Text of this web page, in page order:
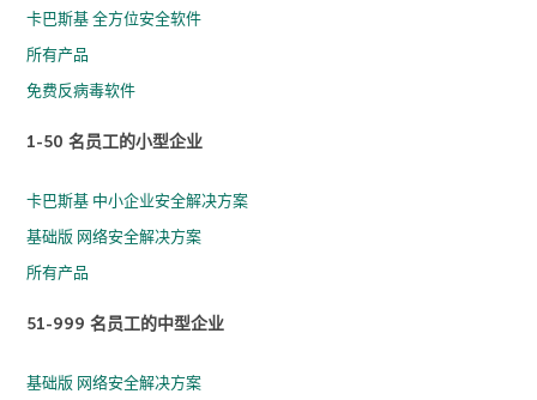
卡巴斯基 全方位安全软件
所有产品
免费反病毒软件
1-50 名员工的小型企业
卡巴斯基 中小企业安全解决方案
基础版 网络安全解决方案
所有产品
51-999 名员工的中型企业
基础版 网络安全解决方案